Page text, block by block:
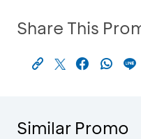
Share This
Similar Promo